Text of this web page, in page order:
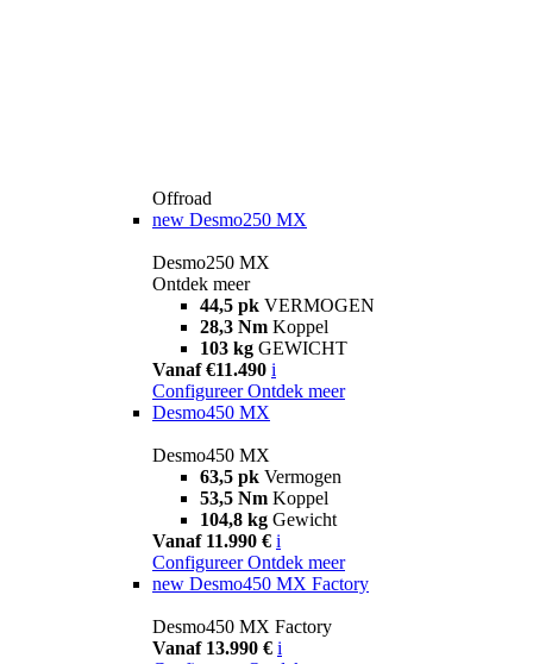
Offroad
new Desmo250 MX
Desmo250 MX
Ontdek meer
44,5 pk VERMOGEN
28,3 Nm Koppel
103 kg GEWICHT
Vanaf €11.490 i
Configureer Ontdek meer
Desmo450 MX
Desmo450 MX
63,5 pk Vermogen
53,5 Nm Koppel
104,8 kg Gewicht
Vanaf 11.990 € i
Configureer Ontdek meer
new Desmo450 MX Factory
Desmo450 MX Factory
Vanaf 13.990 € i